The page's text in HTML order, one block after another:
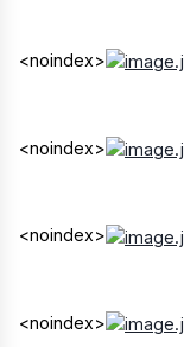
<noindex>
<noindex>
<noindex>
<noindex>